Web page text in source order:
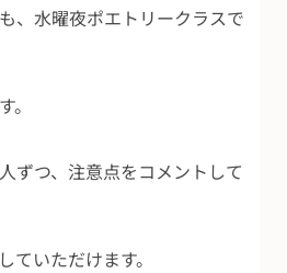
、水曜夜ポエトリークラスで
ずつ、注意点をコメントして
ていただけます。